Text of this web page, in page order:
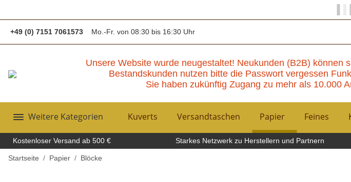
+49 (0) 7151 7061573 Mo.-Fr. von 08:30 bis 16:30 Uhr
Unsere Website wurde neugestaltet! Neukunden (B2B) können
Bestandskunden nutzen bitte die Passwort vergessen
Sie haben zukünftig Zugang zu mehr als 10.000
Weitere Kategorien Kuverts Versandtaschen Papier Feines
Kostenloser Versand ab 500 € Starkes Netzwerk zu Herstellern und Partnern
Startseite Papier Blöcke